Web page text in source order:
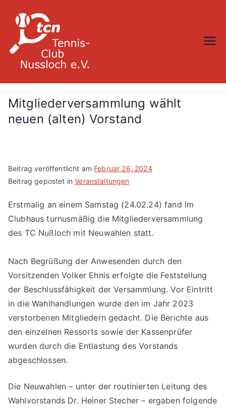
Inhalt
springen
Mitgliederversammlung wählt
neuen (alten) Vorstand
Beitrag veröffentlicht am Februar 26, 2024
Beitrag gepostet inVeranstaltungen
Erstmalig an einem Samstag (24.02.24) fand im
Clubhaus turnusmäßig die Mitgliederversammlung
des TC Nußloch mit Neuwahlen statt.
Nach Begrüßung der Anwesenden durch den
Vorsitzenden Volker Ehnis erfolgte die Feststellung
der Beschlussfähigkeit der Versammlung. Vor Eintritt
in die Wahlhandlungen wurde den im Jahr 2023
verstorbenen Mitgliedern gedacht. Die Berichte aus
den einzelnen Ressorts sowie der Kassenprüfer
wurden durch die Entlastung des Vorstands
abgeschlossen.
Die Neuwahlen – unter der routinierten Leitung des
Wahlvorstands Dr. Heiner Stecher – ergaben folgende